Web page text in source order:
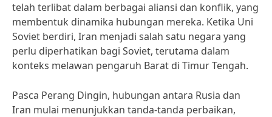
telah terlibat dalam berbagai aliansi dan konflik, yang
membentuk dinamika hubungan mereka. Ketika Uni
Soviet berdiri, Iran menjadi salah satu negara yang
perlu diperhatikan bagi Soviet, terutama dalam
konteks melawan pengaruh Barat di Timur Tengah.
Pasca Perang Dingin, hubungan antara Rusia dan
Iran mulai menunjukkan tanda-tanda perbaikan,